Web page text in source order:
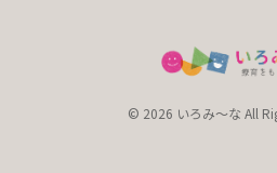
© 2026 いろみ～な All